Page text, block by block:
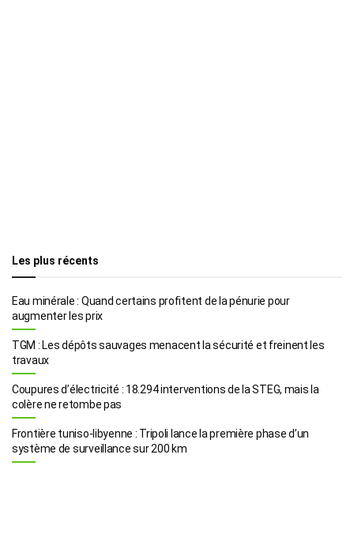
Les plus récents
Eau minérale : Quand certains profitent de la pénurie pour
augmenter les prix
TGM : Les dépôts sauvages menacent la sécurité et freinent les
travaux
Coupures d’électricité : 18.294 interventions de la STEG, mais la
colère ne retombe pas
Frontière tuniso-libyenne : Tripoli lance la première phase d’un
système de surveillance sur 200 km